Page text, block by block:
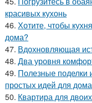
красивых кухонь
46. Хотите, чтобы
дома?
47. Вдохновляющая
48. Два уровня
49. Полезные поделки
простых идей для дома
50. Квартира для